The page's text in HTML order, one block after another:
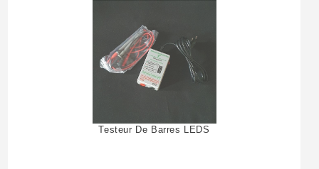
Testeur De Barres LEDS